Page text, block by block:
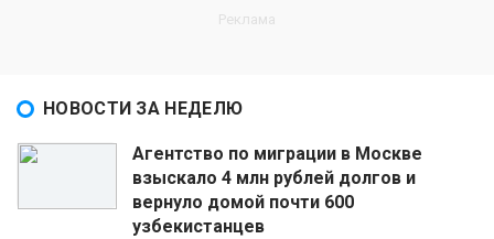
НОВОСТИ ЗА НЕДЕЛЮ
Агентство по миграции в Москве
взыскало 4 млн рублей долгов и
вернуло домой почти 600
узбекистанцев